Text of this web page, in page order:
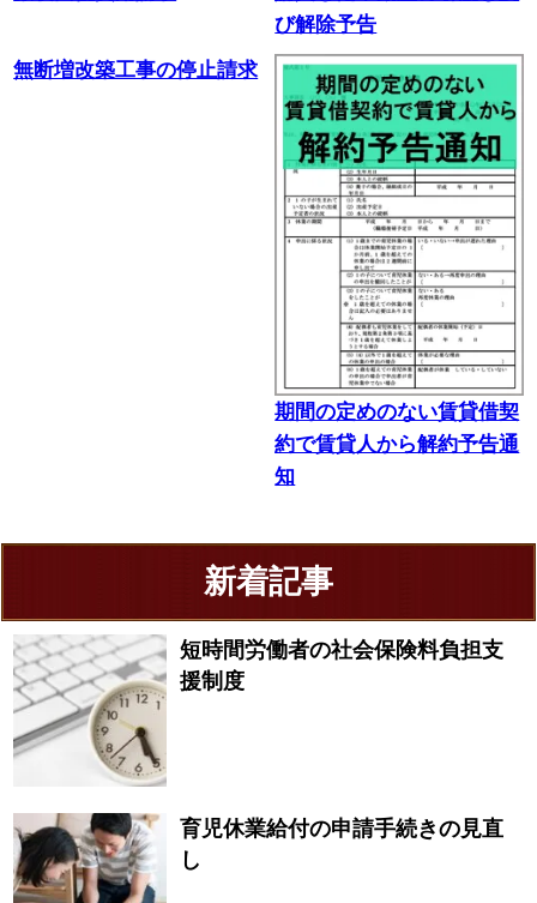
び解除予告
無断増改築工事の停止請求
期間の定めのない賃貸借契
約で賃貸人から解約予告通
知
新着記事
短時間労働者の社会保険料負担支
援制度
育児休業給付の申請手続きの見直
し